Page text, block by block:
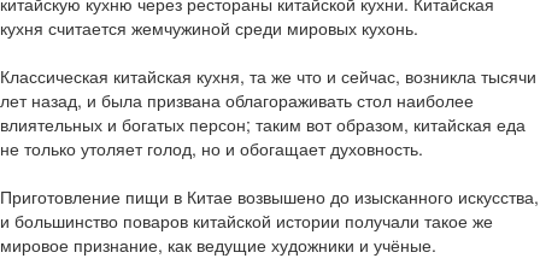
кухня считается жемчужиной среди мировых кухонь.
Классическая китайская кухня, та же что и сейчас, возникла тысячи
лет назад, и была призвана облагораживать стол наиболее
влиятельных и богатых персон; таким вот образом, китайская еда
не только утоляет голод, но и обогащает духовность.
Приготовление пищи в Китае возвышено до изысканного искусства,
и большинство поваров китайской истории получали такое же
мировое признание, как ведущие художники и учёные.